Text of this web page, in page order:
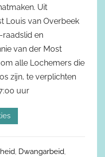
Uit
Louis van Overbeek
raadslid en
van der Most
alle Lochemers die
zijn, te verplichten
uur
, Dwangarbeid,